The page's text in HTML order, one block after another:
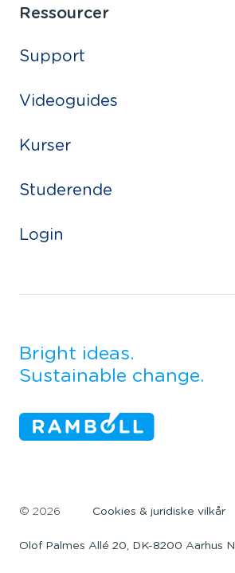
Ressourcer
Support
Videoguides
Kurser
Studerende
Login
Bright ideas.
Sustainable change.
© 2026 Cookies & juridiske vilkår
Olof Palmes Allé 20, DK-8200 Aarhus N